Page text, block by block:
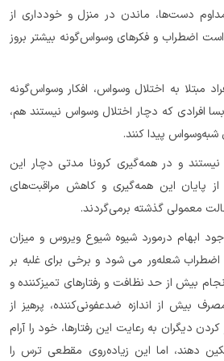
دست‌ها، ماندن در منزل و خودداری از
اضطراب و فکرهای وسواس‌گونه بیشتر بروز
مبتلا به اختلال وسواس، افکار وسواس‌گونه
افرادی که دچار اختلال وسواس نیستند هم،
شبه‌وسواس پیدا کنند.
و در همه‌گیری کرونا مدتی دچار این
از پایان این همه‌گیری و کاهش مراقبت‌های
معمولی گذشته برمی‌گردند.
ابهام درمورد شیوه شیوع ویروس و میزان
شعله‌ور می شود و برخی برای غلبه بر
بیش از حد نظافت و رفتارهای تمیزکننده و
بیش از اندازه ضدعفونی‌کننده، پرهیز از
دیگران به رعایت این رفتارها، خود را آرام
دهند، اما این زیاده‌روی مقطعی ترس را